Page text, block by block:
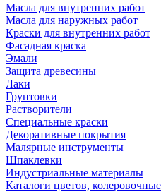
Масла для внутренних работ
Масла для наружных работ
Краски для внутренних работ
Фасадная краска
Эмали
Защита древесины
Лаки
Грунтовки
Растворители
Специальные краски
Декоративные покрытия
Малярные инструменты
Шпаклевки
Индустриальные материалы
Каталоги цветов,